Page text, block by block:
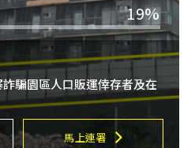
19%
騙園區人口販運倖存者及在
馬上連署